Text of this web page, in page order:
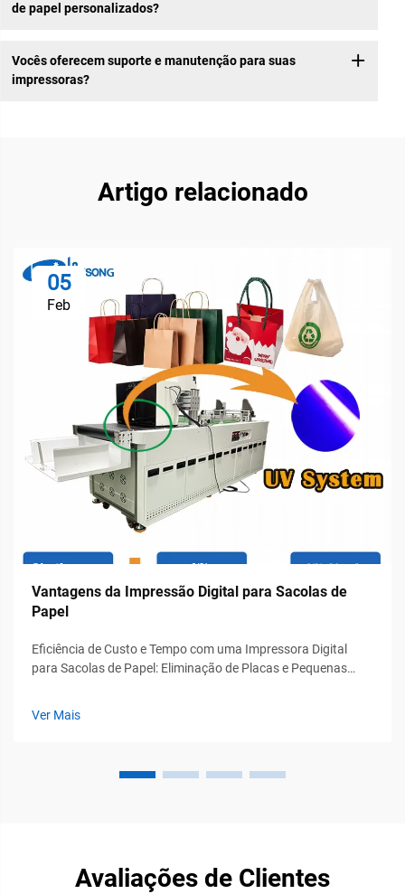
de papel personalizados?
Vocês oferecem suporte e manutenção para suas
impressoras?
Artigo relacionado
05
Feb
Vantagens da Impressão Digital para Sacolas de
Papel
Eficiência de Custo e Tempo com uma Impressora Digital
para Sacolas de Papel: Eliminação de Placas e Pequenas
Ver Mais
Avaliações de Clientes